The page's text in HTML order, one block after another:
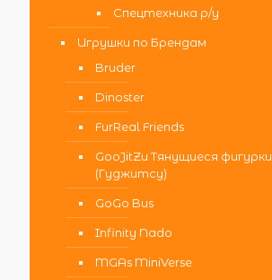
Спецтехника р/у
Игрушки по Брендам
Bruder
Dinoster
FurReal Friends
GooJitZu Тянущиеся фигурки
(Гуджитсу)
GoGo Bus
Infinity Nado
MGAs MiniVerse